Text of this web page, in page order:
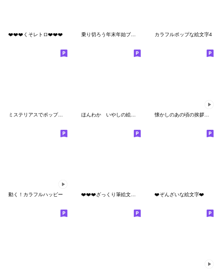
❤️❤️❤️くそレトロ❤️❤️❤️ 乗り切ろう年末年始ブサイク絵文字 カラフルポップな絵文字4
ミステリアスでポップな絵文字 懐かしのあの頃の挨拶絵文字
動く！カラフルハッピー ❤️ぞんざいな絵文字❤️